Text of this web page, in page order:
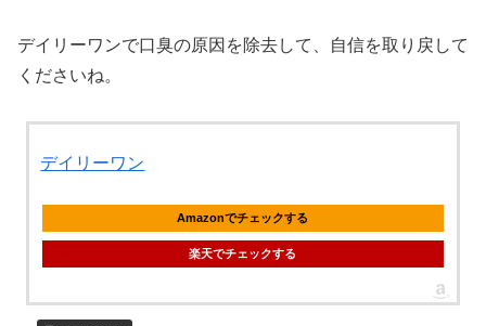
デイリーワンで口臭の原因を除去して、自信を取り戻して
くださいね。
デイリーワン
Amazonでチェックする
楽天でチェックする